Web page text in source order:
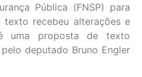
Pública (FNSP) para
texto recebeu alterações e
uma proposta de texto
deputado Bruno Engler